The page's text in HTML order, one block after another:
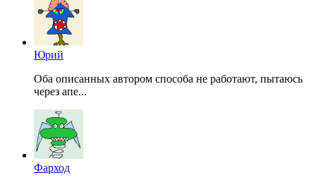
Юрий
Оба описанных автором способа не работают, пытаюсь
через апе...
Фарход